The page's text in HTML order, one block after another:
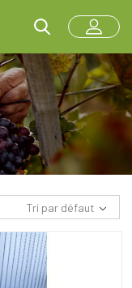
Tri par défaut